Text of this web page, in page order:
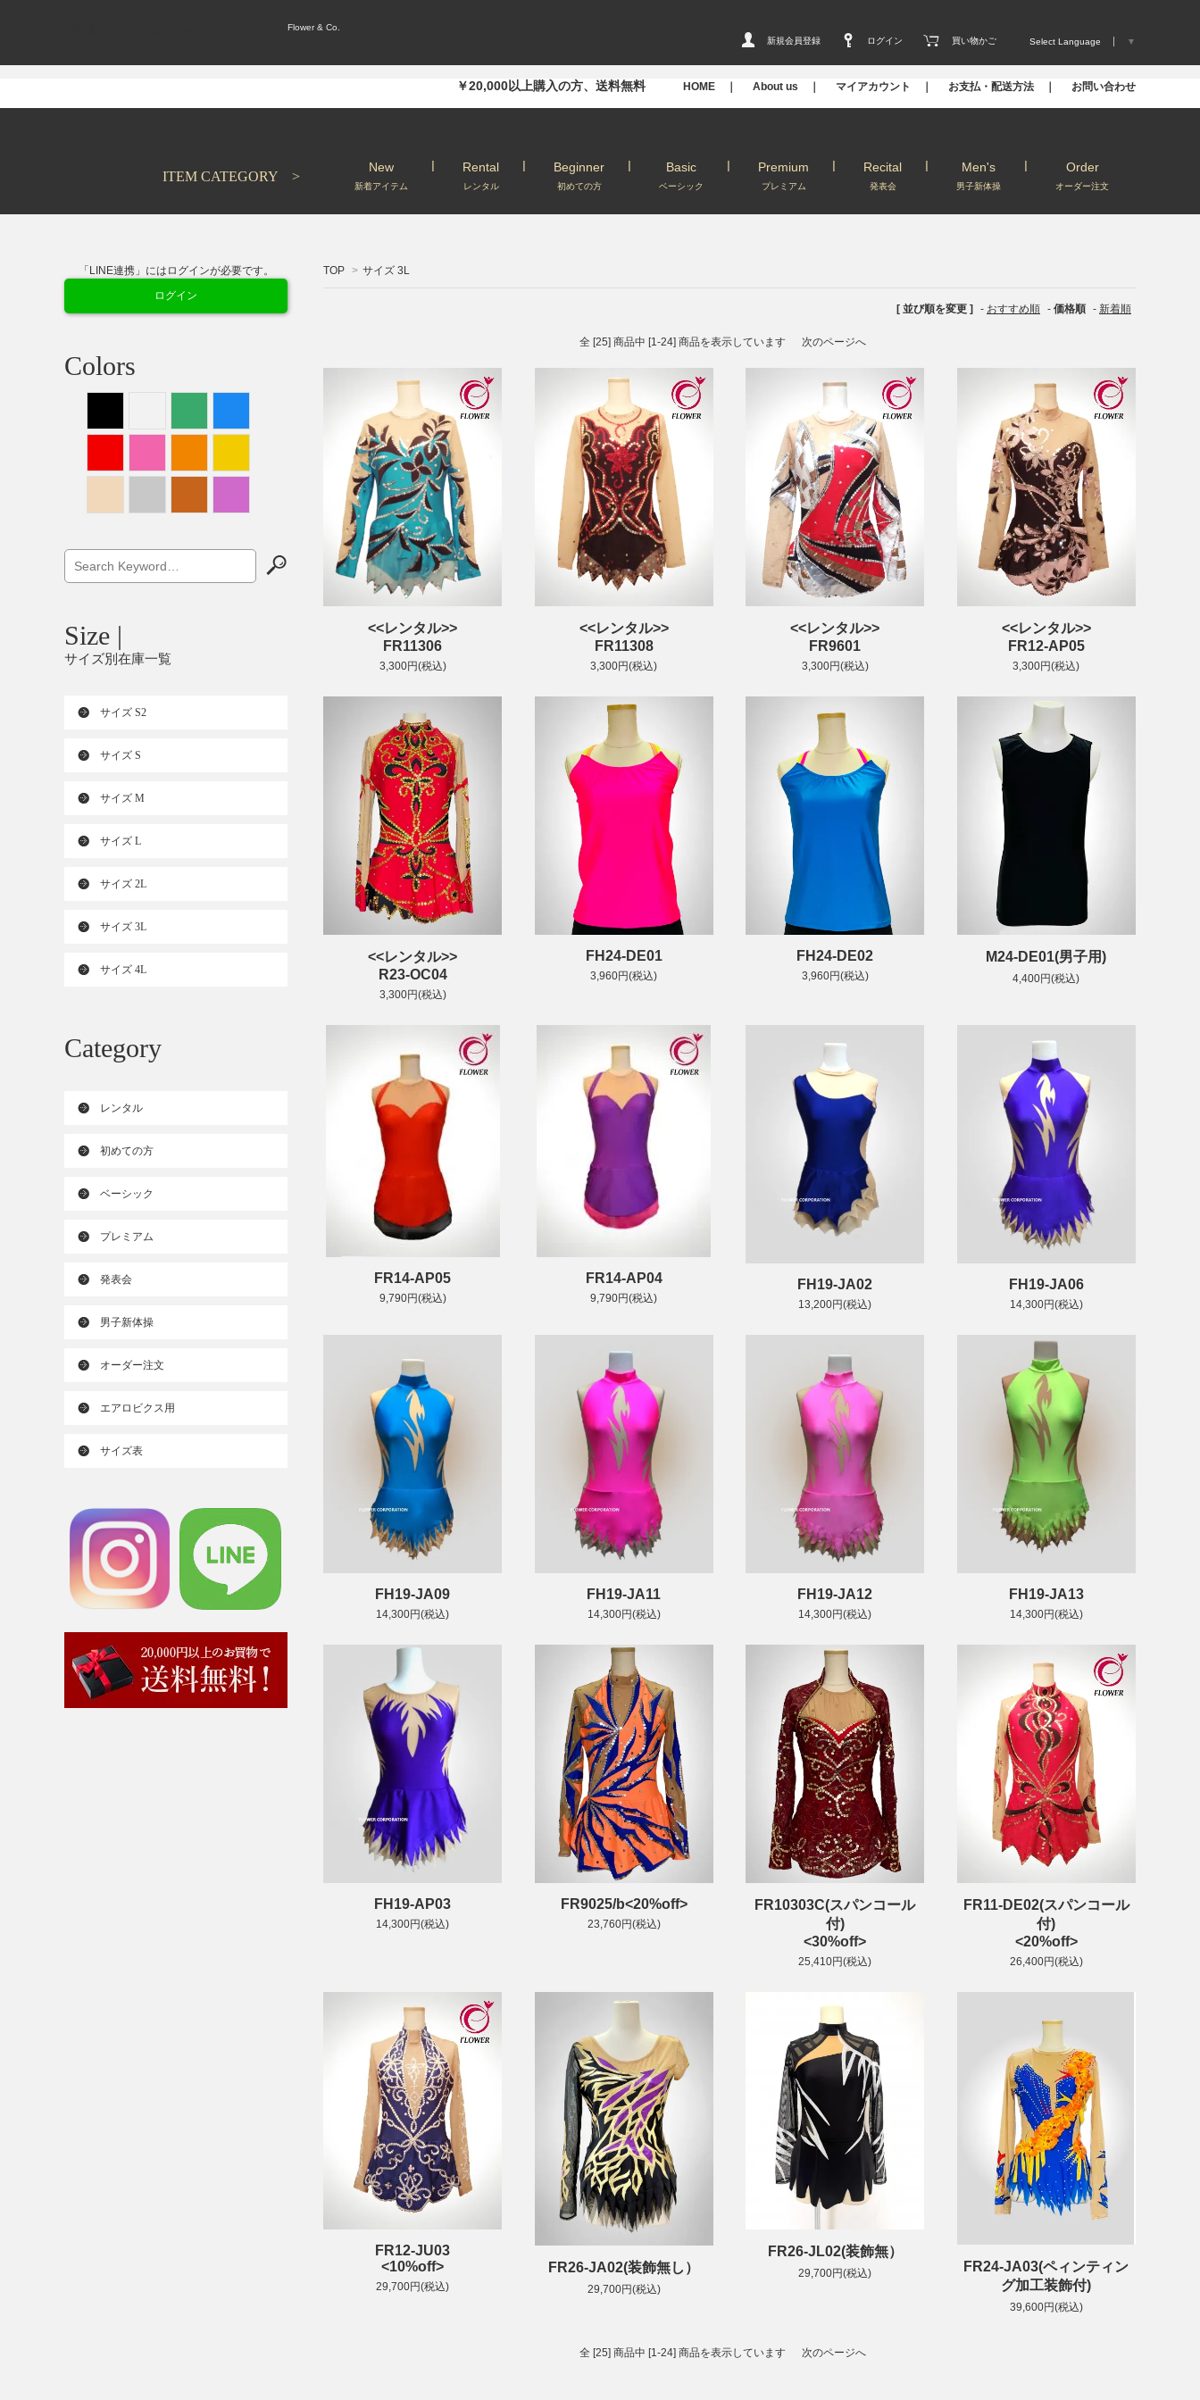
Flower & Co.
新規会員登録
ログイン 買い物かご Select Language ▼
￥20,000以上購入の方、送料無料 HOME ｜ About us ｜ マイアカウント ｜ お支払・配送方法 ｜ お問い合わせ
ITEM CATEGORY >
New
新着アイテム
Rental
レンタル
Beginner
初めての方
Basic
ベーシック
Premium
プレミアム
Recital
発表会
Men's
男子新体操
Order
オーダー注文
TOP > サイズ 3L
[ 並び順を変更 ] - おすすめ順 - 価格順 - 新着順
全 [25] 商品中 [1-24] 商品を表示しています 次のページへ
<<レンタル>>
FR11306
3,300円(税込)
<<レンタル>>
FR11308
3,300円(税込)
<<レンタル>>
FR9601
3,300円(税込)
<<レンタル>>
FR12-AP05
3,300円(税込)
<<レンタル>>
R23-OC04
3,300円(税込)
FH24-DE01
3,960円(税込)
FH24-DE02
3,960円(税込)
M24-DE01(男子用)
4,400円(税込)
FR14-AP05
9,790円(税込)
FR14-AP04
9,790円(税込)
FH19-JA02
13,200円(税込)
FH19-JA06
14,300円(税込)
FH19-JA09
14,300円(税込)
FH19-JA11
14,300円(税込)
FH19-JA12
14,300円(税込)
FH19-JA13
14,300円(税込)
FH19-AP03
14,300円(税込)
FR9025/b<20%off>
23,760円(税込)
FR10303C(スパンコール
付)
<30%off>
25,410円(税込)
FR11-DE02(スパンコール
付)
<20%off>
26,400円(税込)
FR12-JU03
<10%off>
29,700円(税込)
FR26-JA02(装飾無し）
29,700円(税込)
FR26-JL02(装飾無）
29,700円(税込)
FR24-JA03(ペィンティン
グ加工装飾付)
39,600円(税込)
全 [25] 商品中 [1-24] 商品を表示しています 次のページへ
「LINE連携」にはログインが必要です。
ログイン
Colors
Size |
サイズ別在庫一覧
サイズ S2
サイズ S
サイズ M
サイズ L
サイズ 2L
サイズ 3L
サイズ 4L
Category
レンタル
初めての方
ベーシック
プレミアム
発表会
男子新体操
オーダー注文
エアロビクス用
サイズ表